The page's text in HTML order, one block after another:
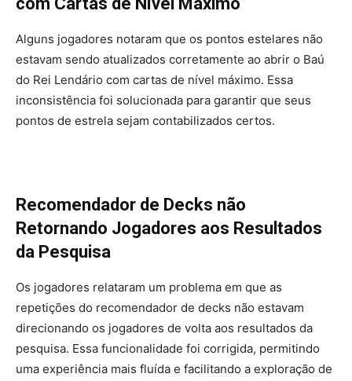
Alguns jogadores notaram que os pontos estelares não
estavam sendo atualizados corretamente ao abrir o Baú
do Rei Lendário com cartas de nível máximo. Essa
inconsistência foi solucionada para garantir que seus
pontos de estrela sejam contabilizados certos.
Recomendador de Decks não
Retornando Jogadores aos Resultados
da Pesquisa
Os jogadores relataram um problema em que as
repetições do recomendador de decks não estavam
direcionando os jogadores de volta aos resultados da
pesquisa. Essa funcionalidade foi corrigida, permitindo
uma experiência mais fluída e facilitando a exploração de